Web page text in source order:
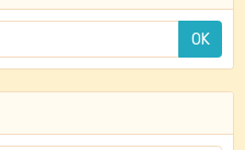
OK